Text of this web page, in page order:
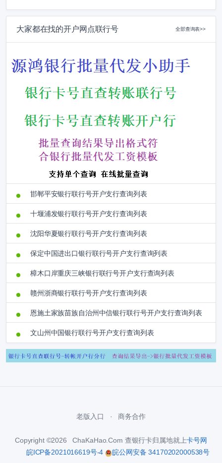
大家都在找的开户网点联行号 全部查询表>>
邯郸平安银行联行号开户支行查询列表
十堰浦发银行联行号开户支行查询列表
沈阳华夏银行联行号开户支行查询列表
保定中国进出口银行联行号开户支行查询列表
樟木口岸重庆三峡银行联行号开户支行查询列表
赣州浙商银行联行号开户支行查询列表
恩施土家族苗族自治州中信银行联行号开户支行查询列表
文山州中国银行联行号开户支行查询列表
老版入口 商务合作
Copyright ©2026 ChaKaHao.Com 查银行卡归属地就上卡号网
皖ICP备2021016619号-4
皖公网安备 34170202000538号